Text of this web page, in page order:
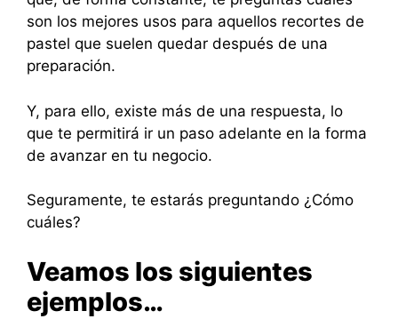
son los mejores usos para aquellos recortes de
pastel que suelen quedar después de una
preparación.
Y, para ello, existe más de una respuesta, lo
que te permitirá ir un paso adelante en la forma
de avanzar en tu negocio.
Seguramente, te estarás preguntando ¿Cómo
cuáles?
Veamos los siguientes
ejemplos…